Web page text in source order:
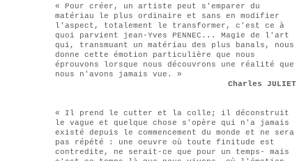
« Pour créer, un artiste peut s'emparer du
matériau le plus ordinaire et sans en modifier
l'aspect, totalement le transformer, c'est ce à
quoi parvient jean-Yves PENNEC... Magie de l'art
qui, transmuant un matériau des plus banals, nous
donne cette émotion particulière que nous
éprouvons lorsque nous découvrons une réalité que
nous n'avons jamais vue. »
Charles JULIET
« Il prend le cutter et la colle; il déconstruit
le vague et quelque chose s'opère qui n'a jamais
existé depuis le commencement du monde et ne sera
pas répété : une oeuvre où toute finitude est
contredite, ne serait-ce que pour un temps- mais